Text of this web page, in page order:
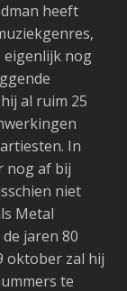
heeft
eigenlijk nog
al ruim 25
In
nog af bij
niet
Metal
jaren 80
oktober zal hij
te